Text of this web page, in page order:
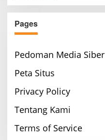
Pages
Pedoman Media Siber
Peta Situs
Privacy Policy
Tentang Kami
Terms of Service